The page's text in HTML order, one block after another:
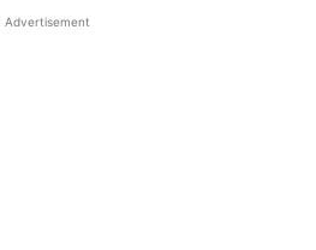
Advertisement